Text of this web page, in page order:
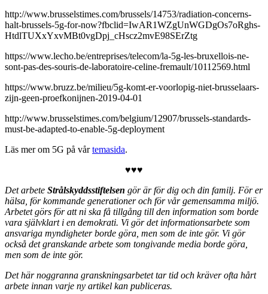
http://www.brusselstimes.com/brussels/14753/radiation-concerns-
halt-brussels-5g-for-now?fbclid=IwAR1WZgUnWGDgOs7oRghs-
HtdlTUXxYxvMBt0vgDpj_cHscz2mvE98SErZtg
https://www.lecho.be/entreprises/telecom/la-5g-les-bruxellois-ne-
sont-pas-des-souris-de-laboratoire-celine-fremault/10112569.html
https://www.bruzz.be/milieu/5g-komt-er-voorlopig-niet-brusselaars-
zijn-geen-proefkonijnen-2019-04-01
http://www.brusselstimes.com/belgium/12907/brussels-standards-
must-be-adapted-to-enable-5g-deployment
Läs mer om 5G på vårtemasida.
♥♥♥
Det arbete Strålskyddsstiftelsen gör är för dig och din familj. För er
hälsa, för kommande generationer och för vår gemensamma miljö.
Arbetet görs för att ni ska få tillgång till den information som borde
vara självklart i en demokrati. Vi gör det informationsarbete som
ansvariga myndigheter borde göra, men som de inte gör. Vi gör
också det granskande arbete som tongivande media borde göra,
men som de inte gör.
Det här noggranna granskningsarbetet tar tid och kräver ofta hårt
arbete innan varje ny artikel kan publiceras.